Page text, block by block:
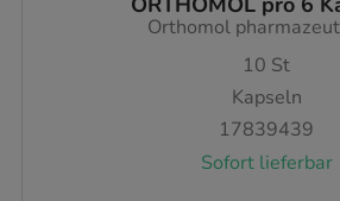
Orthomol
10 St
Kapseln
17839439
Sofort lieferbar